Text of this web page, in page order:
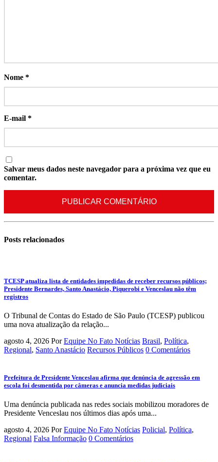
Nome *
E-mail *
Salvar meus dados neste navegador para a próxima vez que eu
comentar.
Posts relacionados
TCESP atualiza lista de entidades impedidas de receber recursos públicos;
Presidente Bernardes, Santo Anastácio, Piquerobi e Venceslau não têm
registros
O Tribunal de Contas do Estado de São Paulo (TCESP) publicou
uma nova atualização da relação...
agosto 4, 2026 Por Equipe No Fato Notícias Brasil, Política,
Regional, Santo Anastácio Recursos Públicos 0 Comentários
Prefeitura de Presidente Venceslau afirma que denúncia de agressão em
escola foi desmentida por câmeras e anuncia medidas judiciais
Uma denúncia publicada nas redes sociais mobilizou moradores de
Presidente Venceslau nos últimos dias após uma...
agosto 4, 2026 Por Equipe No Fato Notícias Policial, Política,
Regional Falsa Informação 0 Comentários